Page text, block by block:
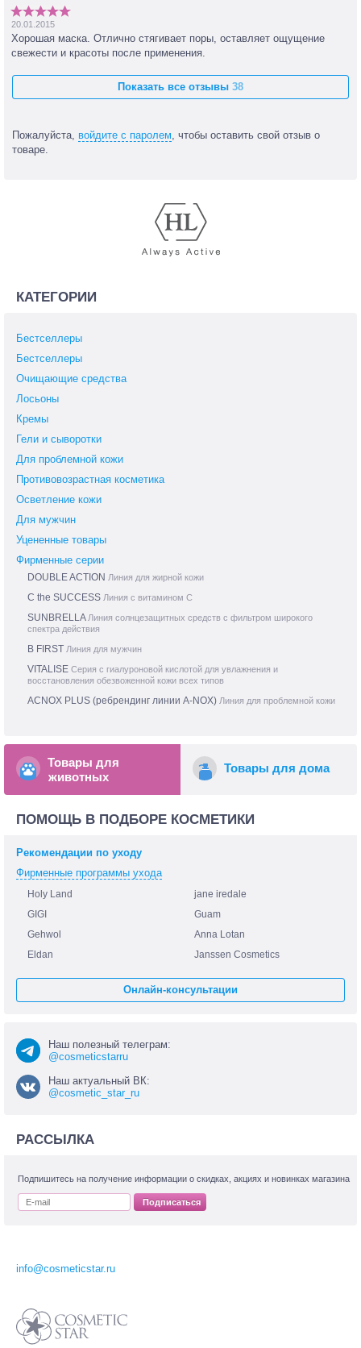
20.01.2015
Хорошая маска. Отлично стягивает поры, оставляет ощущение
свежести и красоты после применения.
Показать все отзывы 38
Пожалуйста, войдите с паролем, чтобы оставить свой отзыв о
товаре.
КАТЕГОРИИ
Бестселлеры
Бестселлеры
Очищающие средства
Лосьоны
Кремы
Гели и сыворотки
Для проблемной кожи
Противовозрастная косметика
Осветление кожи
Для мужчин
Уцененные товары
Фирменные серии
DOUBLE ACTION Линия для жирной кожи
C the SUCCESS Линия с витамином С
SUNBRELLA Линия солнцезащитных средств с фильтром широкого
спектра действия
B FIRST Линия для мужчин
VITALISE Серия с гиалуроновой кислотой для увлажнения и
восстановления обезвоженной кожи всех типов
ACNOX PLUS (ребрендинг линии A-NOX) Линия для проблемной кожи
Товары для
животных
Товары для дома
ПОМОЩЬ В ПОДБОРЕ КОСМЕТИКИ
Рекомендации по уходу
Фирменные программы ухода
Holy Land
jane iredale
GIGI
Guam
Gehwol
Anna Lotan
Eldan
Janssen Cosmetics
Онлайн-консультации
Наш полезный телеграм:
@cosmeticstarru
Наш актуальный ВК:
@cosmetic_star_ru
РАССЫЛКА
Подпишитесь на получение информации о скидках, акциях и новинках магазина
Подписаться
info@cosmeticstar.ru